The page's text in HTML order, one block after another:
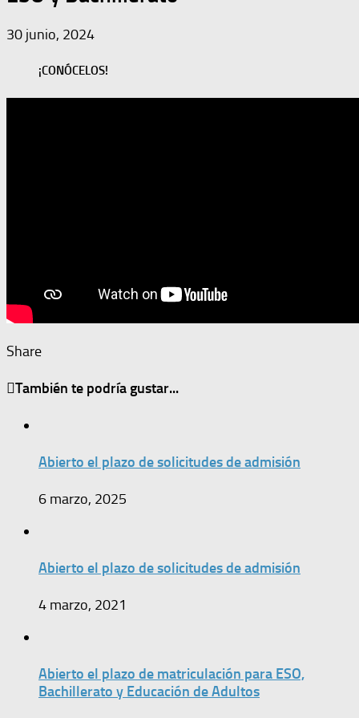
30 junio, 2024
¡CONÓCELOS!
Share
También te podría gustar...
Abierto el plazo de solicitudes de admisión
6 marzo, 2025
Abierto el plazo de solicitudes de admisión
4 marzo, 2021
Abierto el plazo de matriculación para ESO,
Bachillerato y Educación de Adultos